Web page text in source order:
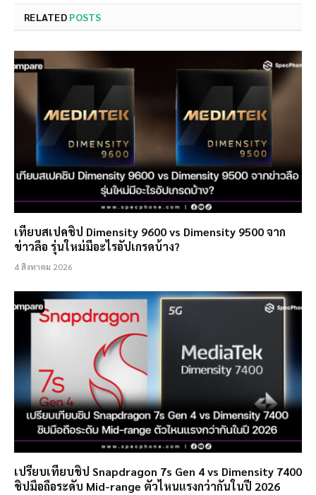
RELATED POSTS
เทียบสเปคชิป Dimensity 9600 vs Dimensity 9500 จาก
ข่าวลือ รุ่นใหม่มีอะไรอัปเกรดบ้าง?
4 สิงหาคม 2026
เปรียบเทียบชิป Snapdragon 7s Gen 4 vs Dimensity 7400
ชิปมือถือระดับ Mid-range ตัวไหนแรงกว่ากันในปี 2026